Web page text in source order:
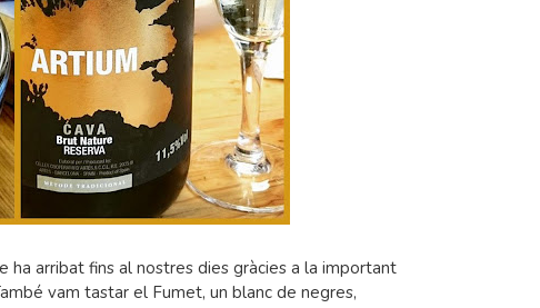
arribat fins al nostres dies gràcies a la important
vam tastar el Fumet, un blanc de negres,